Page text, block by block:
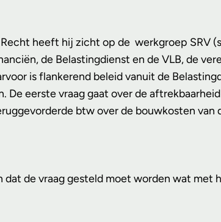
heeft hij zicht op de werkgroep SRV
de Belastingdienst en de VLB, de
is flankerend beleid vanuit de
eerste vraag gaat over de
btw over de bouwkosten
de vraag gesteld moet worden wat